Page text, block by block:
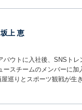
坂上 恵
ウトに入社後、SNSト
スチームのメンバーに
巡りとスポーツ観戦が生き